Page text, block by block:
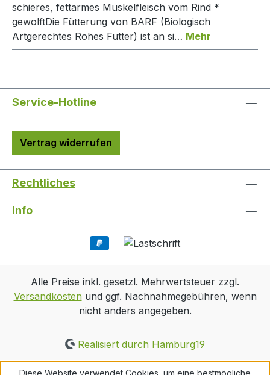
schieres, fettarmes Muskelfleisch vom Rind *
gewolftDie Fütterung von BARF (Biologisch
Artgerechtes Rohes Futter) ist an si… Mehr
Service-Hotline
Vertrag widerrufen
Rechtliches
Info
Alle Preise inkl. gesetzl. Mehrwertsteuer zzgl.
Versandkostenund ggf. Nachnahmegebühren, wenn
nicht anders angegeben.
Realisiert durch Hamburg19
Diese Website verwendet Cookies, um eine bestmögliche